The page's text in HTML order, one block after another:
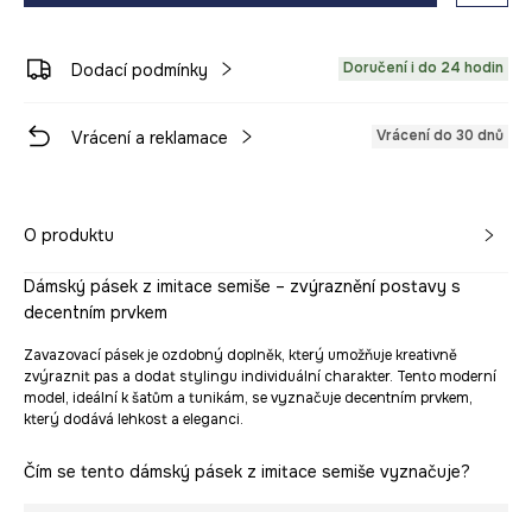
Dodací podmínky Doručení i do 24 hodin
Vrácení a reklamace Vrácení do 30 dnů
O produktu
Dámský pásek z imitace semiše – zvýraznění postavy s
decentním prvkem
Zavazovací pásek je ozdobný doplněk, který umožňuje kreativně
zvýraznit pas a dodat stylingu individuální charakter. Tento moderní
model, ideální k šatům a tunikám, se vyznačuje decentním prvkem,
který dodává lehkost a eleganci.
Čím se tento dámský pásek z imitace semiše vyznačuje?